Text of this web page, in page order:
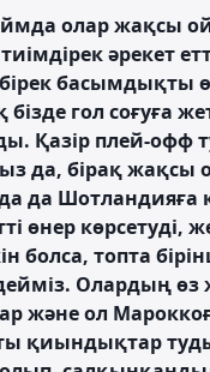
олар жақсы
әрекет
басымдықты
гол соғуға
Қазір плей-офф
да, бірақ жақсы
да Шотландияға
өнер көрсетуді,
болса, топта
Олардың өз
және ол
қиындықтар